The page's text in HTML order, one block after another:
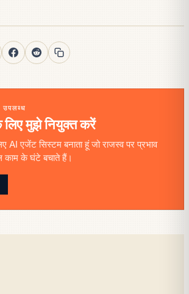
उपलब्ध
मुझे नियुक्त करें
AI एजेंट सिस्टम बनाता हूं जो राजस्व पर प्रभाव
के घंटे बचाते हैं।